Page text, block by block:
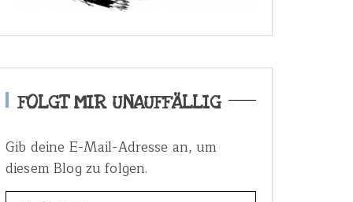
FOLGT MIR UNAUFFÄLLIG
Gib deine E-Mail-Adresse an, um
diesem Blog zu folgen.